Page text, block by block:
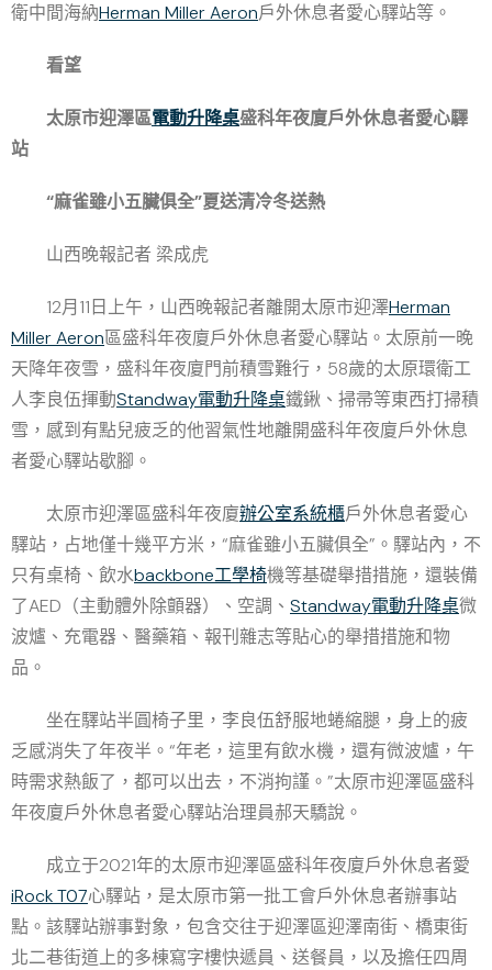
衛中間海納Herman Miller Aeron戶外休息者愛心驛站等。
看望
太原市迎澤區電動升降桌盛科年夜廈戶外休息者愛心驛
站
“麻雀雖小五臟俱全”夏送清冷冬送熱
山西晚報記者 梁成虎
12月11日上午，山西晚報記者離開太原市迎澤Herman
Miller Aeron區盛科年夜廈戶外休息者愛心驛站。太原前一晚
天降年夜雪，盛科年夜廈門前積雪難行，58歲的太原環衛工
人李良伍揮動Standway電動升降桌鐵鍬、掃帚等東西打掃積
雪，感到有點兒疲乏的他習氣性地離開盛科年夜廈戶外休息
者愛心驛站歇腳。
太原市迎澤區盛科年夜廈辦公室系統櫃戶外休息者愛心
驛站，占地僅十幾平方米，“麻雀雖小五臟俱全”。驛站內，不
只有桌椅、飲水backbone工學椅機等基礎舉措措施，還裝備
了AED（主動體外除顫器）、空調、 Standway電動升降桌微
波爐、充電器、醫藥箱、報刊雜志等貼心的舉措措施和物
品。
坐在驛站半圓椅子里，李良伍舒服地蜷縮腿，身上的疲
乏感消失了年夜半。“年老，這里有飲水機，還有微波爐，午
時需求熱飯了，都可以出去，不消拘謹。”太原市迎澤區盛科
年夜廈戶外休息者愛心驛站治理員郝天驕說。
成立于2021年的太原市迎澤區盛科年夜廈戶外休息者愛
iRock T07心驛站，是太原市第一批工會戶外休息者辦事站
點。該驛站辦事對象，包含交往于迎澤區迎澤南街、橋東街
北二巷街道上的多棟寫字樓快遞員、送餐員，以及擔任四周